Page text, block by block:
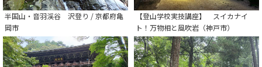
半国山・音羽渓谷 沢登り / 京都府亀
岡市
【登山学校実技講座】 スイカナイ
ト！万物相と風吹岩（神戸市）